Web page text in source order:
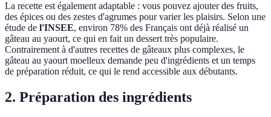
La recette est également adaptable : vous pouvez ajouter des fruits,
des épices ou des zestes d'agrumes pour varier les plaisirs. Selon une
étude de l'INSEE, environ 78% des Français ont déjà réalisé un
gâteau au yaourt, ce qui en fait un dessert très populaire.
Contrairement à d'autres recettes de gâteaux plus complexes, le
gâteau au yaourt moelleux demande peu d'ingrédients et un temps
de préparation réduit, ce qui le rend accessible aux débutants.
2. Préparation des ingrédients